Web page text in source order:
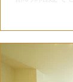
ーションし